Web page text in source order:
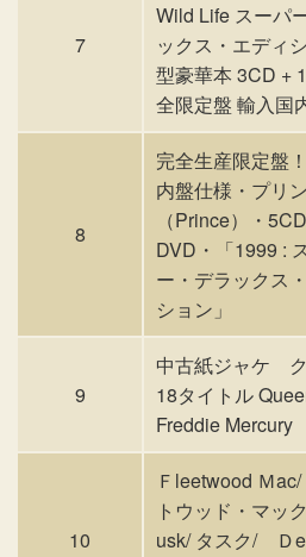
7
Wild Life スーパ
ックス・エディ
型豪華本 3CD +
全限定盤 輸入国
8
完全生産限定盤
内盤仕様・プリ
（Prince）・
DVD・「1999 :
ー・デラックス
ション」
9
中古紙ジャケ
18タイトル
Freddie Mercury
10
Ｆleetwood Ｍ
トウッド・マッ
usk/ タスク/ Ｄ